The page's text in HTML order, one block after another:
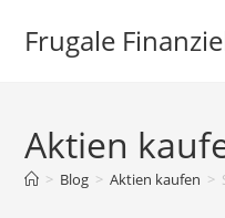
InhaltFrugale
Aktien
> Blog > Aktien kaufen >